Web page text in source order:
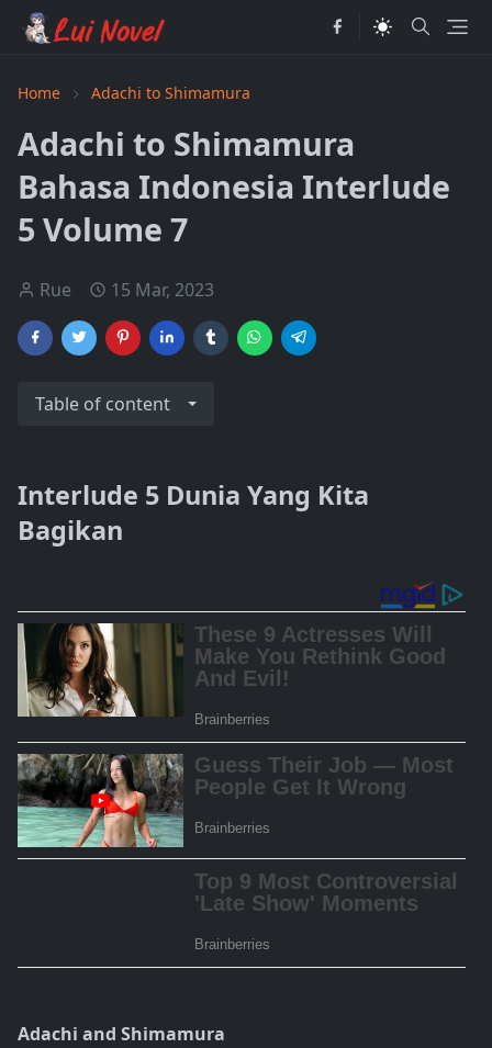
Home Adachi to Shimamura
Adachi to Shimamura
Bahasa Indonesia Interlude
5 Volume 7
Rue 15 Mar, 2023
Table of content
Interlude 5 Dunia Yang Kita
Bagikan
Adachi and Shimamura